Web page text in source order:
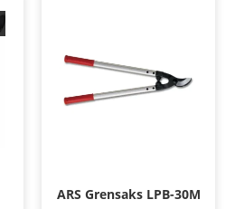
ARS Grensaks LPB-30M